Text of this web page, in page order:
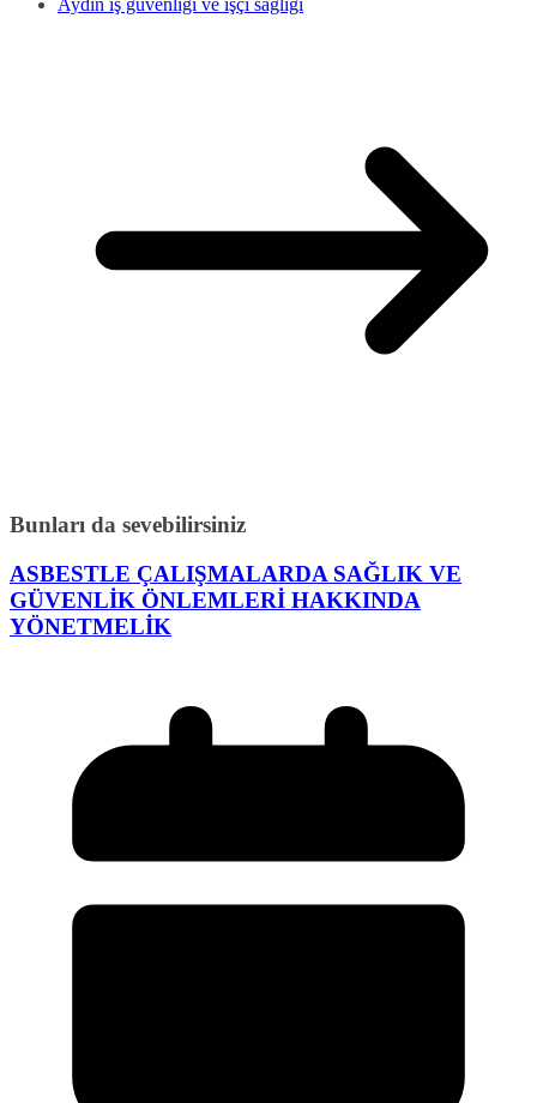
Bunları da sevebilirsiniz
ASBESTLE ÇALIŞMALARDA SAĞLIK VE
GÜVENLİK ÖNLEMLERİ HAKKINDA
YÖNETMELİK